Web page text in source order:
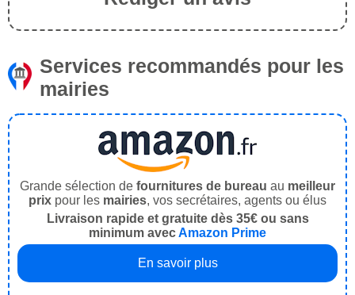
Services recommandés pour les
mairies
Grande sélection de fournitures de bureau au meilleur
prix pour les mairies, vos secrétaires, agents ou élus
Livraison rapide et gratuite dès 35€ ou sans
minimum avecAmazon Prime
En savoir plus